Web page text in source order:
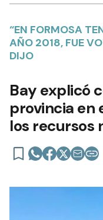
“EN FORMOSA
AÑO 2018, FUE
DIJO
Bay explicó
provincia en
los recursos